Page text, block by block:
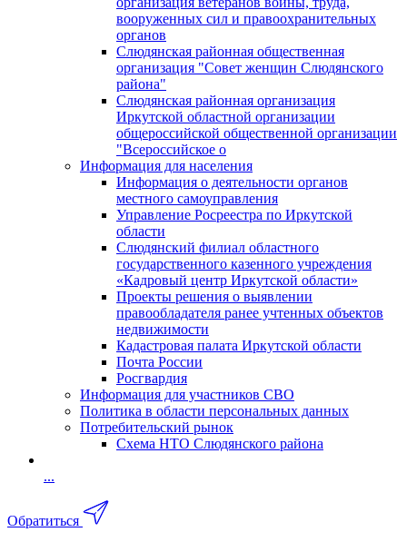
вооруженных сил и правоохранительных
органов
Слюдянская районная общественная
организация "Совет женщин Слюдянского
района"
Слюдянская районная организация
Иркутской областной организации
общероссийской общественной организации
"Всероссийское о
Информация для населения
Информация о деятельности органов
местного самоуправления
Управление Росреестра по Иркутской
области
Слюдянский филиал областного
государственного казенного учреждения
«Кадровый центр Иркутской области»
Проекты решения о выявлении
правообладателя ранее учтенных объектов
недвижимости
Кадастровая палата Иркутской области
Почта России
Росгвардия
Информация для участников СВО
Политика в области персональных данных
Потребительский рынок
Схема НТО Слюдянского района
...
Обратиться